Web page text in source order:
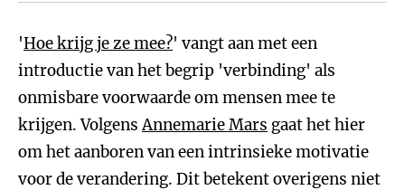
'Hoe krijg je ze mee?' vangt aan met een
introductie van het begrip 'verbinding' als
onmisbare voorwaarde om mensen mee te
krijgen. VolgensAnnemarie Mars gaat het hier
om het aanboren van een intrinsieke motivatie
voor de verandering. Dit betekent overigens niet